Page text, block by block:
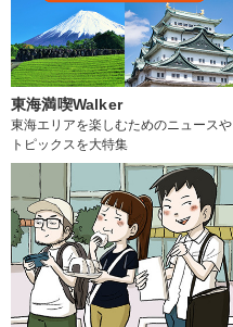
東海満喫Walker
東海エリアを楽しむためのニュースや
トピックスを大特集